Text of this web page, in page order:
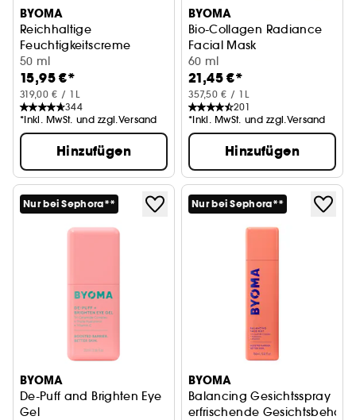
BYOMA
Reichhaltige
Feuchtigkeitscreme
50 ml
15,95 €*
319,00 € / 1L
344
*Inkl. MwSt. und zzgl.Versand
Hinzufügen
BYOMA
Bio-Collagen Radiance
Facial Mask
Glow-Maske mit Bio-Kollagen
60 ml
21,45 €*
357,50 € / 1L
201
*Inkl. MwSt. und zzgl.Versand
Hinzufügen
Nur bei Sephora**
BYOMA
De-Puff and Brighten Eye
Gel
Nur bei Sephora**
BYOMA
Balancing Gesichtsspray
erfrischende